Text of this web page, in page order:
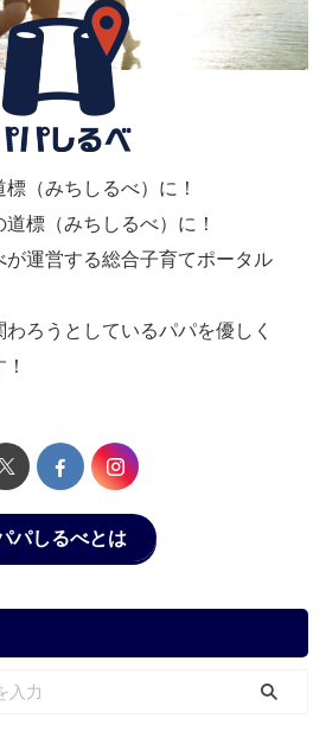
（みちしるべ）に！
標（みちしるべ）に！
運営する総合子育てポータル
ろうとしているパパを優しく
パしるべとは